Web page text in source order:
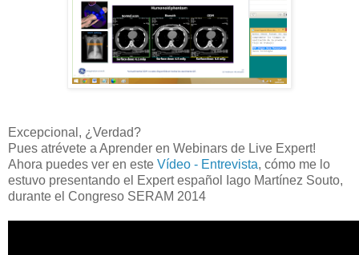
Excepcional, ¿Verdad?
Pues atrévete a Aprender en Webinars de Live Expert!
Ahora puedes ver en este Vídeo - Entrevista, cómo me lo
estuvo presentando el Expert español Iago Martínez Souto,
durante el Congreso SERAM 2014